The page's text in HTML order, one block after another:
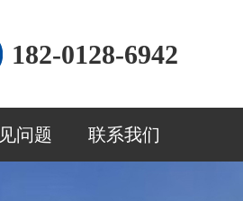
182-0128-6942
问题 联系我们